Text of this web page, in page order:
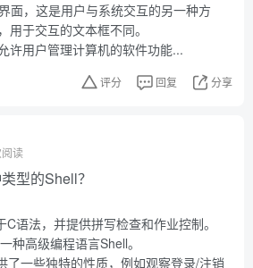
面，这是用户与系统交互的另一种方
于交互的文本框不同。
许用户管理计算机的软件功能...
评分 回复 分享
读
型的Shell？
语法，并提供拼写检查和作业控制。
种高级编程语言Shell。
了一些独特的性质，例如观察登录/注销